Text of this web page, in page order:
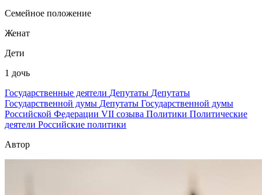
Семейное положение
Женат
Дети
1 дочь
Государственные деятели Депутаты Депутаты
Государственной думы Депутаты Государственной думы
Российской Федерации VII созыва Политики Политические
деятели Российские политики
Автор